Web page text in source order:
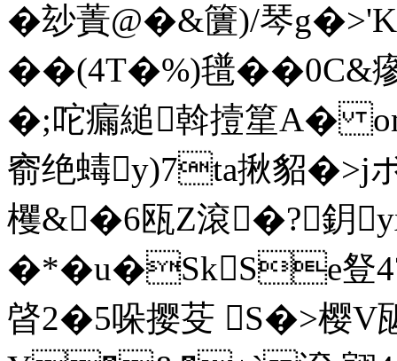
�玅蔶@�&籄)/琴
��(4T�%)氆��0C&
�;咜瘺縋斡撎篂A�
窬绝蝳y)7ta揪貂�>j
欔&�6瓯Z滾�?鈅
�*�u�SkSe豋
晵2�5哚撄芟 S�>樱V